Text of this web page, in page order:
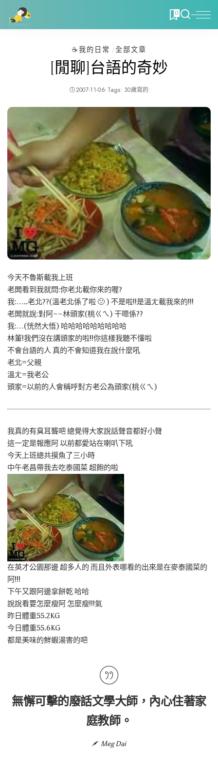
0
☕️我的日常 全部文章
[閒聊]台語的奇妙
2007-11-06 Tags: 30歲寫的
今天不魯斯載我上班
老闆看到我就問:你老北載你來的喔?
我:…..老北??(溫老北係了啦 🙁 ) 不是啦!!是溫ㄤ載我來的!!!
老闆就說:對阿~~林頭家(桃ㄍㄟ) 干嗯係??
我:…(恍然大悟) 哈哈哈哈哈哈哈哈哈
林董!我們沒在講頭家的啦!!你這樣我聽不懂啦
不會台語的人 真的不會知道我在說什麼吼
老北=父親
溫ㄤ=我老公
頭家=以前的人會稱呼對方老公為頭家(桃ㄍㄟ)
我真的有臭耳聾吧 總覺得大家說話聲音都好小聲
這一定是報應阿 以前都愛站在喇叭下吼
今天上班總共摸魚了三小時
中午老昌帶我去吃泰國菜 超飽的啦
在英才公園那邊 超多人的 而且外表哪看的出來是在麥泰國菜的
阿!!!
下午又跟阿邊拿餅乾 哈哈
說說看要怎麼瘦阿 怎麼瘦!!!氣
昨日體重55.2KG
今日體重55.6KG
都是美味的鮮蝦湯害的吧
無懈可擊的廢話文學大師，內心住著家
庭教師。
Meg Dai